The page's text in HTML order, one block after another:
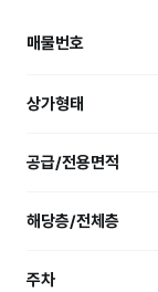
매물번호
상가형태
공급/전용면적
해당층/전체층
주차